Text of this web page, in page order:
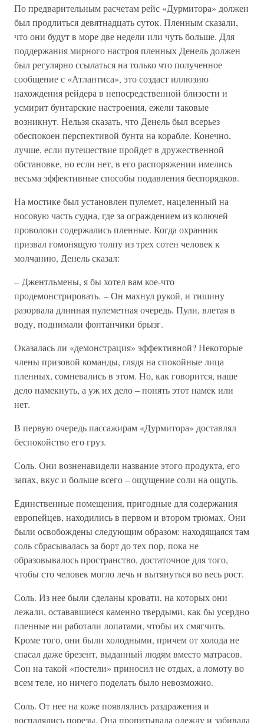
По предварительным расчетам рейс «Дурмитора» должен
был продлиться девятнадцать суток. Пленным сказали,
что они будут в море две недели или чуть больше. Для
поддержания мирного настроя пленных Денель должен
был регулярно ссылаться на только что полученное
сообщение с «Атлантиса», это создаст иллюзию
нахождения рейдера в непосредственной близости и
усмирит бунтарские настроения, ежели таковые
возникнут. Нельзя сказать, что Денель был всерьез
обеспокоен перспективой бунта на корабле. Конечно,
лучше, если путешествие пройдет в дружественной
обстановке, но если нет, в его распоряжении имелись
весьма эффективные способы подавления беспорядков.
На мостике был установлен пулемет, нацеленный на
носовую часть судна, где за ограждением из колючей
проволоки содержались пленные. Когда охранник
призвал гомонящую толпу из трех сотен человек к
молчанию, Денель сказал:
– Джентльмены, я бы хотел вам кое-что
продемонстрировать. – Он махнул рукой, и тишину
разорвала длинная пулеметная очередь. Пули, влетая в
воду, поднимали фонтанчики брызг.
Оказалась ли «демонстрация» эффективной? Некоторые
члены призовой команды, глядя на спокойные лица
пленных, сомневались в этом. Но, как говорится, наше
дело намекнуть, а уж их дело – понять этот намек или
нет.
В первую очередь пассажирам «Дурмитора» доставлял
беспокойство его груз.
Соль. Они возненавидели название этого продукта, его
запах, вкус и больше всего – ощущение соли на ощупь.
Единственные помещения, пригодные для содержания
европейцев, находились в первом и втором трюмах. Они
были освобождены следующим образом: находящаяся там
соль сбрасывалась за борт до тех пор, пока не
образовывалось пространство, достаточное для того,
чтобы сто человек могло лечь и вытянуться во весь рост.
Соль. Из нее были сделаны кровати, на которых они
лежали, остававшиеся каменно твердыми, как бы усердно
пленные ни работали лопатами, чтобы их смягчить.
Кроме того, они были холодными, причем от холода не
спасал даже брезент, выданный людям вместо матрасов.
Сон на такой «постели» приносил не отдых, а ломоту во
всем теле, но ничего поделать было невозможно.
Соль. От нее на коже появлялись раздражения и
воспалялись порезы. Она пропитывала одежду и забивала